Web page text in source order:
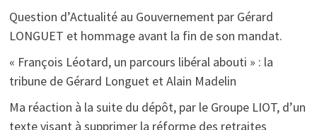
Question d’Actualité au Gouvernement par Gérard
LONGUET et hommage avant la fin de son mandat.
« François Léotard, un parcours libéral abouti » : la
tribune de Gérard Longuet et Alain Madelin
Ma réaction à la suite du dépôt, par le Groupe LIOT, d’un
texte visant à supprimer la réforme des retraites